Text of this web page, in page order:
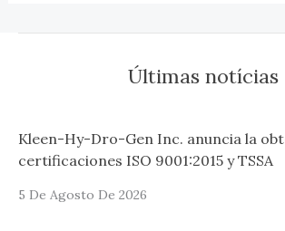
Últimas notícias
Kleen-Hy-Dro-Gen Inc. anuncia la
certificaciones ISO 9001:2015 y TSSA
5 De Agosto De 2026